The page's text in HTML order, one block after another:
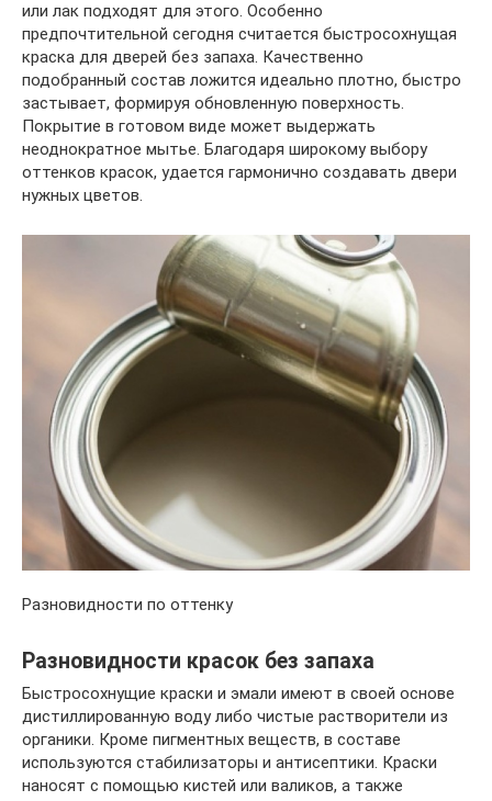
или лак подходят для этого. Особенно
предпочтительной сегодня считается быстросохнущая
краска для дверей без запаха. Качественно
подобранный состав ложится идеально плотно, быстро
застывает, формируя обновленную поверхность.
Покрытие в готовом виде может выдержать
неоднократное мытье. Благодаря широкому выбору
оттенков красок, удается гармонично создавать двери
нужных цветов.
Разновидности по оттенку
Разновидности красок без запаха
Быстросохнущие краски и эмали имеют в своей основе
дистиллированную воду либо чистые растворители из
органики. Кроме пигментных веществ, в составе
используются стабилизаторы и антисептики. Краски
наносят с помощью кистей или валиков, а также